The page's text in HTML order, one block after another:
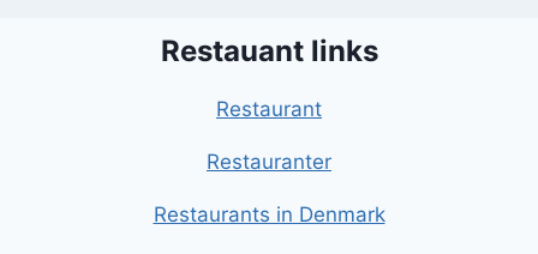
Restauant links
Restaurant
Restauranter
Restaurants in Denmark